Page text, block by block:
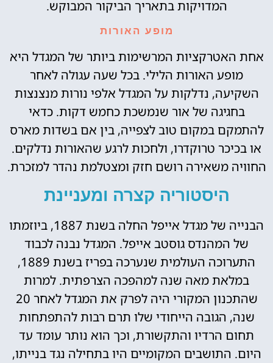
המדויקות בתאריך הביקור המבוקש.
מופע האורות
אחת האטרקציות המרשימות ביותר של המגדל היא
מופע האורות הלילי. בכל שעה עגולה לאחר
השקיעה, נדלקות על המגדל אלפי נורות מנצנצות
בחגיגה של אור שנמשכת כחמש דקות. כדאי
להתמקם במקום טוב לצפייה, בין אם בשדות מארס
או בכיכר טרוקדרו, ולחכות לרגע שהאורות נדלקים.
החוויה משאירה רושם חזק ומצטלמת נהדר למזכרת.
היסטוריה קצרה ומעניינת
הבנייה של מגדל אייפל החלה בשנת 1887, ביוזמתו
של המהנדס גוסטב אייפל. המגדל נבנה לכבוד
התערוכה העולמית שנערכה בפריז בשנת 1889,
במלאת מאה שנה למהפכה הצרפתית. למרות
שהתכנון המקורי היה לפרק את המגדל לאחר 20
שנה, הגובה הייחודי שלו תרם רבות להתפתחות
תחום הרדיו והתקשורת, וכך הוא נותר עומד עד
היום. התושבים המקומיים היו בתחילה נגד בנייתו,